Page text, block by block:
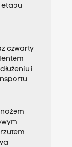
etapu
czwarty
i